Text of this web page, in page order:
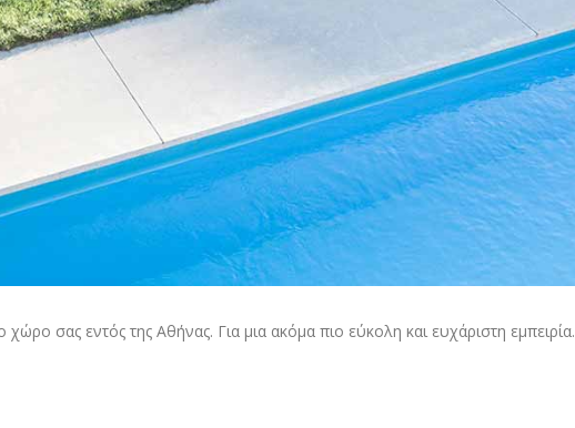
σας εντός της Αθήνας. Για μια ακόμα πιο εύκολη και ευχάριστη εμπειρία.